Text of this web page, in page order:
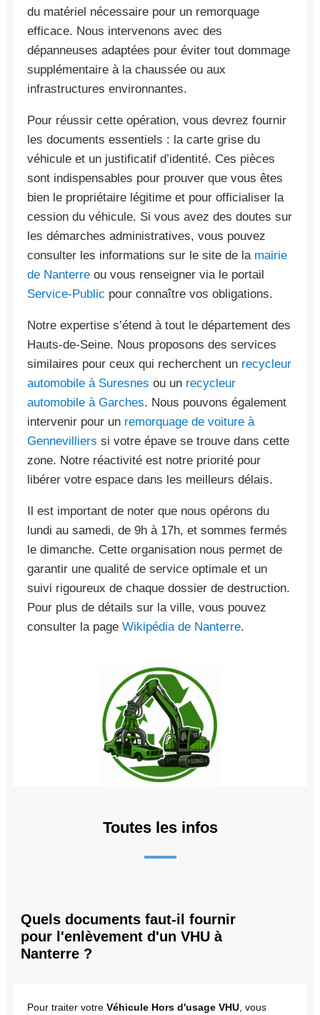
du matériel nécessaire pour un remorquage
efficace. Nous intervenons avec des
dépanneuses adaptées pour éviter tout dommage
supplémentaire à la chaussée ou aux
infrastructures environnantes.
Pour réussir cette opération, vous devrez fournir
les documents essentiels : la carte grise du
véhicule et un justificatif d’identité. Ces pièces
sont indispensables pour prouver que vous êtes
bien le propriétaire légitime et pour officialiser la
cession du véhicule. Si vous avez des doutes sur
les démarches administratives, vous pouvez
consulter les informations sur le site de la mairie
de Nanterre ou vous renseigner via le portail
Service-Public pour connaître vos obligations.
Notre expertise s’étend à tout le département des
Hauts-de-Seine. Nous proposons des services
similaires pour ceux qui recherchent un recycleur
automobile à Suresnes ou un recycleur
automobile à Garches. Nous pouvons également
intervenir pour un remorquage de voiture à
Gennevilliers si votre épave se trouve dans cette
zone. Notre réactivité est notre priorité pour
libérer votre espace dans les meilleurs délais.
Il est important de noter que nous opérons du
lundi au samedi, de 9h à 17h, et sommes fermés
le dimanche. Cette organisation nous permet de
garantir une qualité de service optimale et un
suivi rigoureux de chaque dossier de destruction.
Pour plus de détails sur la ville, vous pouvez
consulter la page Wikipédia de Nanterre.
Toutes les infos
Quels documents faut-il fournir
pour l'enlèvement d'un VHU à
Nanterre ?
Pour traiter votre Véhicule Hors d'usage VHU , vous